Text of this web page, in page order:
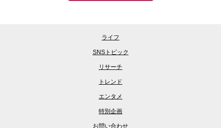
ライフ
SNSトピック
リサーチ
トレンド
エンタメ
特別企画
お問い合わせ